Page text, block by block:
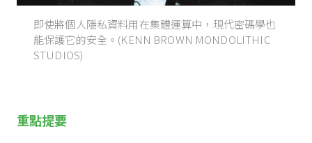
即使將個人隱私資料用在集體運算中，現代密碼學也
能保護它的安全。(KENN BROWN MONDOLITHIC
STUDIOS)
重點提要